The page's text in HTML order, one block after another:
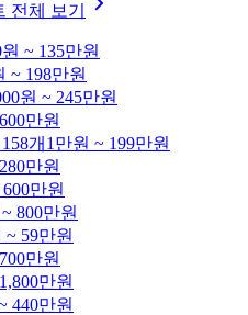
전체 보기
원 ~ 135만원
~ 198만원
원 ~ 245만원
만원
개 1만원 ~ 199만원
만원
만원
800만원
~ 59만원
만원
만원
440만원